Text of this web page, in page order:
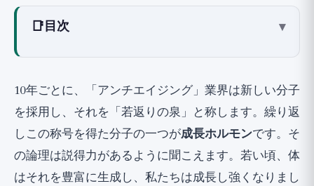
📑 目次 ▾
加齢に伴う低下：ソマトポーズ
長寿のパラドックス：なぜ少ない方が良いの
か
研究1：2倍長生きした線虫、1993年
研究2：長寿の矮性マウス、1996年
10年ごとに、「アンチエイジング」業界は新しい分子
を採用し、それを「若返りの泉」と称します。繰り返
しこの称号を得た分子の一つが成長ホルモンです。そ
の論理は説得力があるように聞こえます。若い頃、体
はそれを豊富に生成し、私たちは成長し強くなりまし